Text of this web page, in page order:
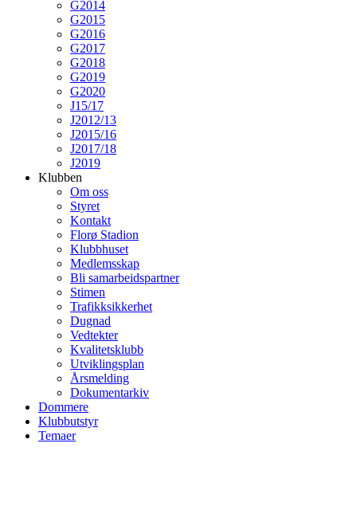
G2014
G2015
G2016
G2017
G2018
G2019
G2020
J15/17
J2012/13
J2015/16
J2017/18
J2019
Klubben
Om oss
Styret
Kontakt
Florø Stadion
Klubbhuset
Medlemsskap
Bli samarbeidspartner
Stimen
Trafikksikkerhet
Dugnad
Vedtekter
Kvalitetsklubb
Utviklingsplan
Årsmelding
Dokumentarkiv
Dommere
Klubbutstyr
Temaer